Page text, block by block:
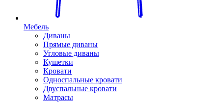
Мебель
Диваны
Прямые диваны
Угловые диваны
Кушетки
Кровати
Односпальные кровати
Двуспальные кровати
Матрасы